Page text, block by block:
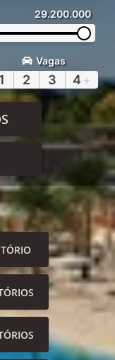
29.200.000
Vagas
1 2 3 4 +